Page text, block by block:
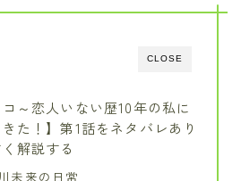
CLOSE
コ～恋人いない歴10年の私に
た！】第1話をネタバレあり
解説する
未来の日常